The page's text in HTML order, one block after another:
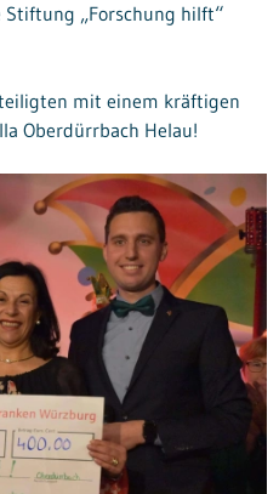
„Forschung hilft“
mit einem kräftigen
Oberdürrbach Helau!